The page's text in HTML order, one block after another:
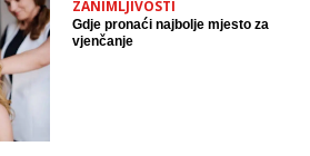
ZANIMLJIVOSTI
Gdje pronaći najbolje mjesto za
vjenčanje